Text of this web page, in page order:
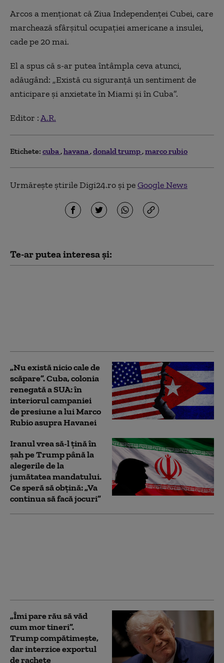
Arcos a menționat că Ziua Independenței Cubei, care
marchează sfârșitul ocupației americane a insulei,
cade pe 20 mai.
El a spus că s-ar putea întâmpla ceva atunci,
adăugând: „Există cu siguranță un sentiment de
anticipare și anxietate în Miami și în Cuba”.
Editor :A.R.
Etichete: cuba havana donald trump marco rubio
Urmărește știrile Digi24.ro și peGoogle News
Te-ar putea interesa și:
„Nu există nicio cale de
scăpare”. Cuba, colonia
renegată a SUA: în
interiorul campaniei
de presiune a lui Marco
Rubio asupra Havanei
Iranul vrea să-l țină în
șah pe Trump până la
alegerile de la
jumătatea mandatului.
Ce speră să obțină: „Va
continua să facă jocuri”
„Îmi pare rău să văd
cum mor tineri”.
Trump compătimește,
dar interzice exportul
de rachete